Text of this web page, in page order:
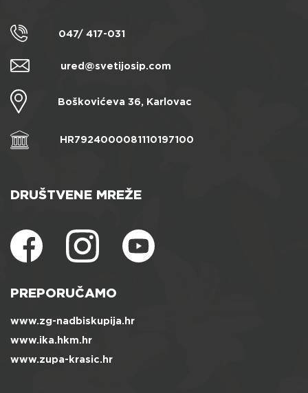
047/ 417-031
ured@svetijosip.com
Boškovićeva 36, Karlovac
HR7924000081110197100
DRUŠTVENE MREŽE
PREPORUČAMO
www.zg-nadbiskupija.hr
www.ika.hkm.hr
www.zupa-krasic.hr